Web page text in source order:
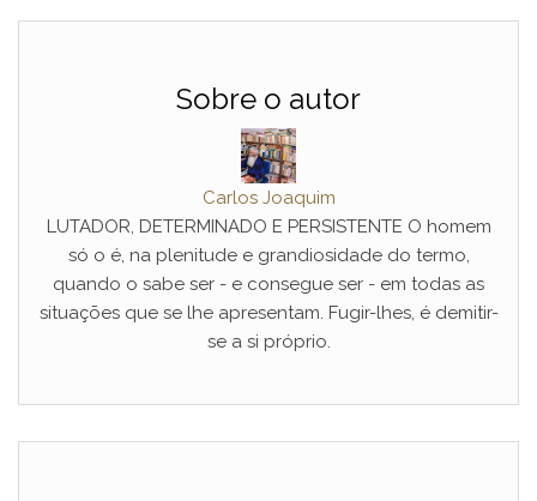
Sobre o autor
Carlos Joaquim
LUTADOR, DETERMINADO E PERSISTENTE O homem
só o é, na plenitude e grandiosidade do termo,
quando o sabe ser - e consegue ser - em todas as
situações que se lhe apresentam. Fugir-lhes, é demitir-
se a si próprio.